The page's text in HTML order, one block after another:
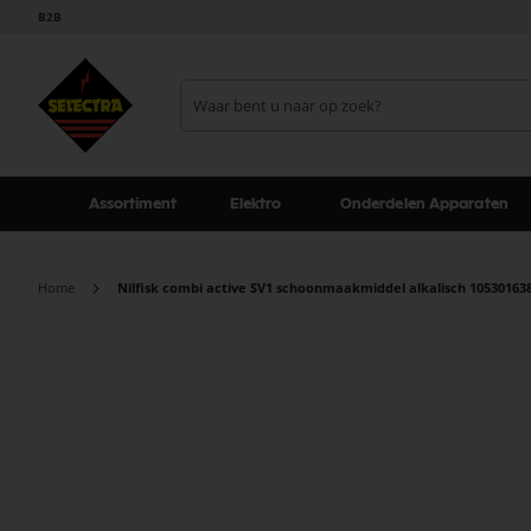
B2B
Assortiment Elektro Onderdelen Apparaten
Home Nilfisk combi active SV1 schoonmaakmiddel alkalisch